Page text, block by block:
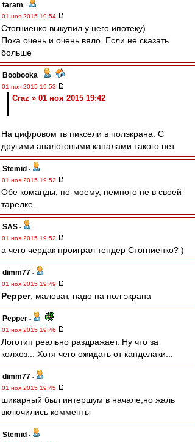
taram -
01 ноя 2015 19:54
Стогниенко выкупил у него ипотеку)
Пока очень и очень вяло. Если не сказать
больше
Boobooka -
01 ноя 2015 19:53
Craz » 01 ноя 2015 19:42
На цифровом тв пиксели в полэкрана. С
другими аналоговыми каналами такого нет
Stemid -
01 ноя 2015 19:52
Обе команды, по-моему, немного не в своей
тарелке.
SAS -
01 ноя 2015 19:52
а чего чердак проиграл тендер Стогниенко? )
dimm77 -
01 ноя 2015 19:49
Pepper, маловат, надо на пол экрана
Pepper -
01 ноя 2015 19:46
Логотип реально раздражает. Ну что за
колхоз... Хотя чего ожидать от канделаки...
dimm77 -
01 ноя 2015 19:45
шикарный был интершум в начале,но жаль
включились комменты
Stemid -